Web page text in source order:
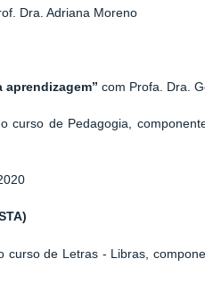
Dra. Adriana Moreno
aprendizagem” com Profa. Dra.
curso de Pedagogia,
curso de Letras - Libras,